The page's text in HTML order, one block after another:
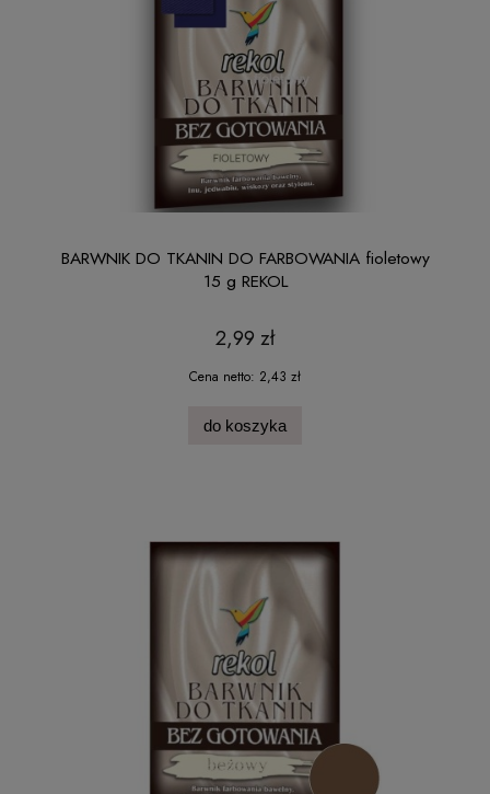
BARWNIK DO TKANIN DO FARBOWANIA fioletowy
15 g REKOL
2,99 zł
Cena netto: 2,43 zł
do koszyka